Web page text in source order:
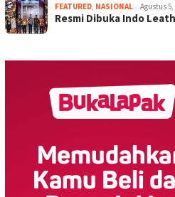
FEATURED NASIONAL Agustus 5,
Resmi Dibuka Indo